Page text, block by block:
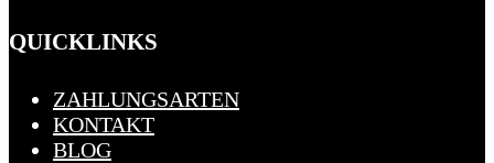
QUICKLINKS
ZAHLUNGSARTEN
KONTAKT
BLOG